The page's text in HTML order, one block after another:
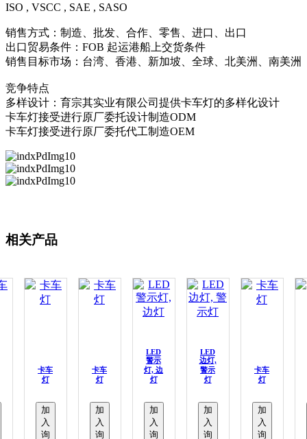
ISO , VSCC , SAE , SASO
销售方式：制造、批发、合作、零售、进口、出口
出口贸易条件：FOB 起运港船上交货条件
销售目标市场：台湾、香港、新加坡、全球、北美洲、南美洲
竞争特点
多样设计：育宗其实业有限公司提供卡车灯的多样化设计
卡车灯接受进行原厂委托设计制造ODM
卡车灯接受进行原厂委托代工制造OEM
相关产品
卡车
灯
加
入
询
卡车
灯
加
入
询
LED
警示
灯, 边
灯
加
入
询
LED
边灯,
警示
灯
加
入
询
卡车
灯
加
入
询